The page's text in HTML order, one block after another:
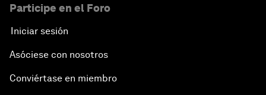
Participe en el Foro
Iniciar sesión
Asóciese con nosotros
Conviértase en miembro